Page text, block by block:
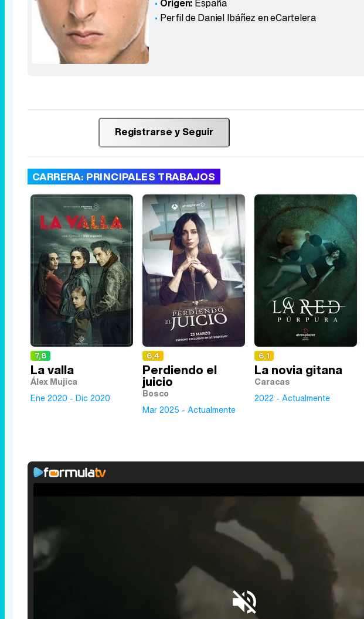
Origen: España
Perfil de Daniel Ibáñez en eCartelera
Registrarse y Seguir
CARRERA: PRINCIPALES TRABAJOS
7,8
La valla
Álex Mujica
Ene 2020 - Dic 2020
6,4
Perdiendo el
juicio
Bosco
Mar 2025 - Actualmente
6,1
La novia gitana
Caracas
2022 - Actualmente